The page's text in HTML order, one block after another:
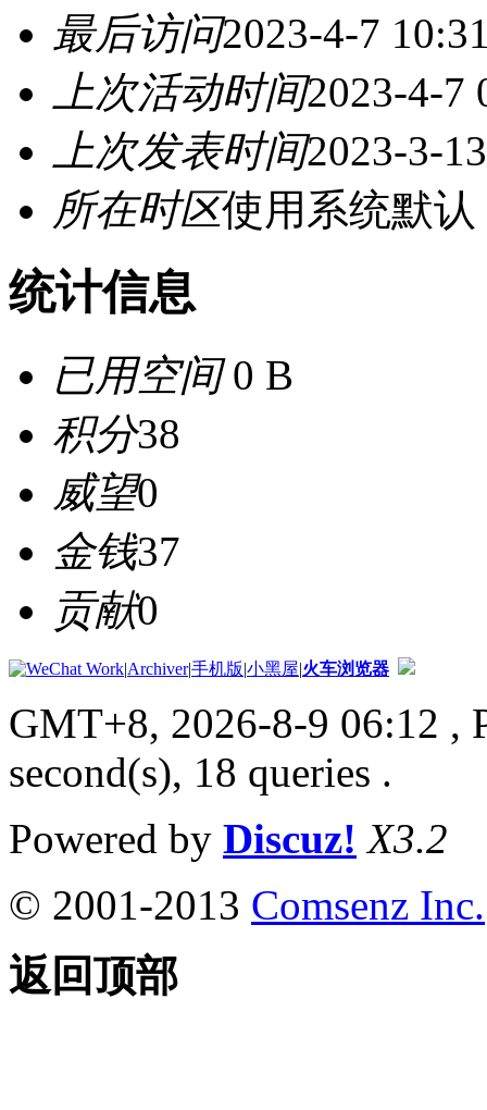
最后访问2023-4-7
上次活动时间2023-4-7
上次发表时间2023-3-
所在时区使用系统默认
统计信息
已用空间0 B
积分38
威望0
金钱37
贡献0
|Archiver|手机版|小黑屋|火车浏览器
GMT+8, 2026-8-9 06:12 ,
second(s), 18 queries .
Powered by Discuz! X3.2
© 2001-2013 Comsenz Inc.
返回顶部